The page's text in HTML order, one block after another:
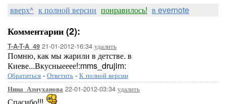
вверх^ к полной версии понравилось! в evernote
Комментарии (2):
T-A-T-A_49 21-01-2012-16:34 удалить
Помню, как мы жарили в детстве. в
Киеве...Вкусныееее!:mms_drujim:
Обратиться - Ответить - К полной версии
Нина_Азмуханова 22-01-2012-03:34 удалить